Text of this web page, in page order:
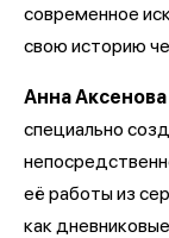
современное
свою историю
Анна Аксенова
специально
её работы из
как